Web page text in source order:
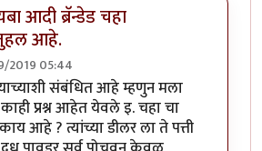
आदी ब्रॅन्डेड चहा
आहे.
2019 05:44
संबंधित आहे म्हणुन मला
प्रश्न आहेत येवले इ. चहा चा
आहे ? त्यांच्या डीलर ला ते पत्ती